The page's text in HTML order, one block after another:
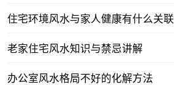
住宅环境风水与家人健康有什么关联
老家住宅风水知识与禁忌讲解
办公室风水格局不好的化解方法